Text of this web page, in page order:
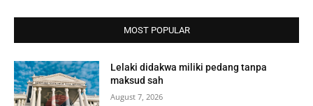
MOST POPULAR
Lelaki didakwa miliki pedang tanpa
maksud sah
August 7, 2026